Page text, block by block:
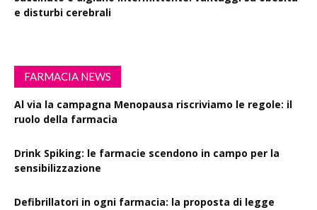
e disturbi cerebrali
FARMACIA NEWS
Al via la campagna Menopausa riscriviamo le regole: il
ruolo della farmacia
Drink Spiking: le farmacie scendono in campo per la
sensibilizzazione
Defibrillatori in ogni farmacia: la proposta di legge